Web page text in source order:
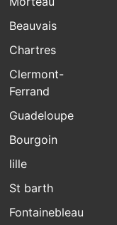
Beauvais
Chartres
Clermont-
Ferrand
Guadeloupe
Bourgoin
lille
St barth
Fontainebleau